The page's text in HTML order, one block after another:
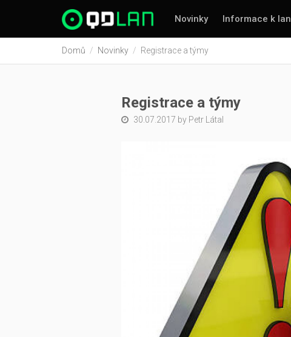
Novinky Informace k lan
Domů Novinky Registrace a týmy
Registrace a týmy
30.07.2017 by Petr Látal